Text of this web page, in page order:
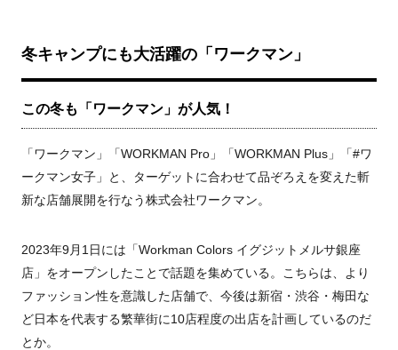
冬キャンプにも大活躍の「ワークマン」
この冬も「ワークマン」が人気！
「ワークマン」「WORKMAN Pro」「WORKMAN Plus」「#ワ
ークマン女子」と、ターゲットに合わせて品ぞろえを変えた斬
新な店舗展開を行なう株式会社ワークマン。
2023年9月1日には「Workman Colors イグジットメルサ銀座
店」をオープンしたことで話題を集めている。こちらは、より
ファッション性を意識した店舗で、今後は新宿・渋谷・梅田な
ど日本を代表する繁華街に10店程度の出店を計画しているのだ
とか。